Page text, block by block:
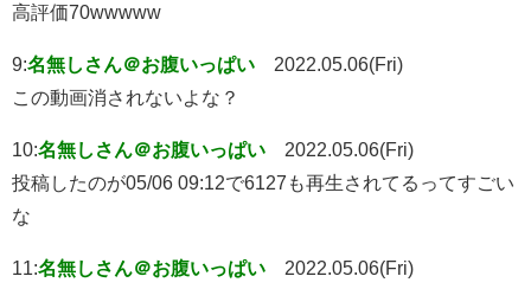
高評価70wwwww
9:名無しさん＠お腹いっぱい
2022.05.06(Fri)
この動画消されないよな？
10:名無しさん＠お腹いっぱい
2022.05.06(Fri)
投稿したのが05/06 09:12で6127も再生されてるってすごい
な
11:名無しさん＠お腹いっぱい
2022.05.06(Fri)